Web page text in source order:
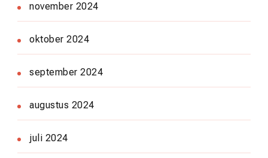
november 2024
oktober 2024
september 2024
augustus 2024
juli 2024